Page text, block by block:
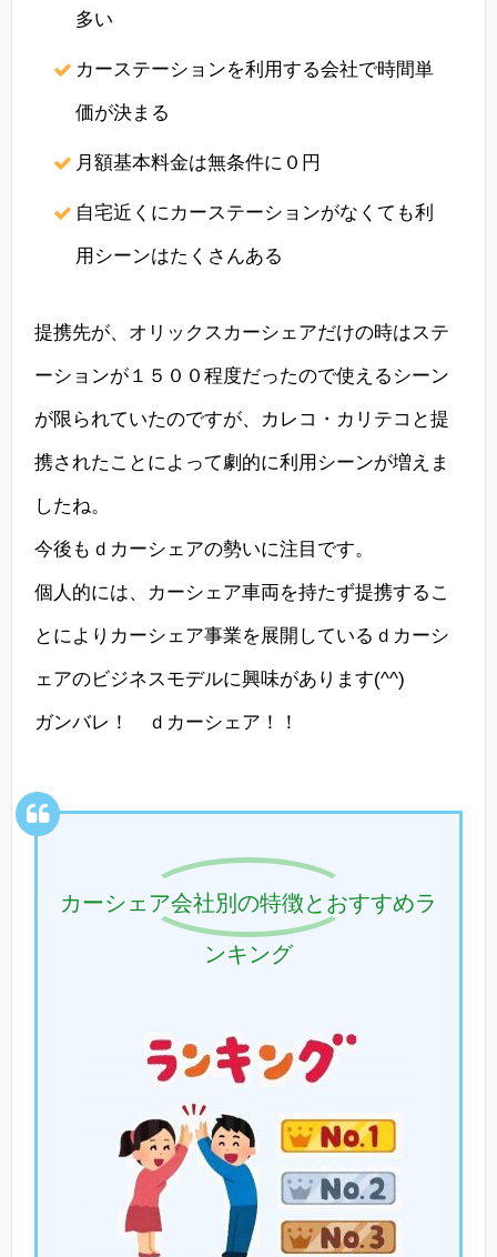
多い
カーステーションを利用する会社で時間単
価が決まる
月額基本料金は無条件に０円
自宅近くにカーステーションがなくても利
用シーンはたくさんある
提携先が、オリックスカーシェアだけの時はステ
ーションが１５００程度だったので使えるシーン
が限られていたのですが、カレコ・カリテコと提
携されたことによって劇的に利用シーンが増えま
したね。
今後もｄカーシェアの勢いに注目です。
個人的には、カーシェア車両を持たず提携するこ
とによりカーシェア事業を展開しているｄカーシ
ェアのビジネスモデルに興味があります(^^)
ガンバレ！ ｄカーシェア！！
カーシェア会社別の特徴とおすすめラ
ンキング